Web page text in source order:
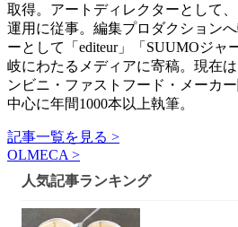
取得。アートディレクターとして
運用に従事。編集プロダクション
ーとして「editeur」「SUUMOジャ
岐にわたるメディアに寄稿。現在
ンビニ・ファストフード・メーカ
中心に年間1000本以上執筆。
記事一覧を見る >
OLMECA >
人気記事ランキング